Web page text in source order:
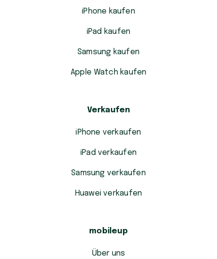
iPhone kaufen
iPad kaufen
Samsung kaufen
Apple Watch kaufen
Verkaufen
iPhone verkaufen
iPad verkaufen
Samsung verkaufen
Huawei verkaufen
mobileup
Über uns